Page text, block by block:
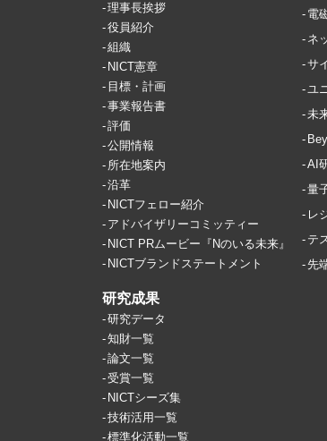
理事長挨拶
役員紹介
組織
NICT憲章
目標・計画
事業報告書
評価
公開情報
所在地案内
沿革
NICTフェロー紹介
アドバイザリーコミッティー
NICT PRムービー『Nのいる未来』
NICTブランドステートメント
研究成果
研究データ
知財一覧
論文一覧
受賞一覧
NICTシーズ集
技術活用一覧
標準化活動一覧
電
ネ
サ
ユ
未
AI
量
レ
テ
先